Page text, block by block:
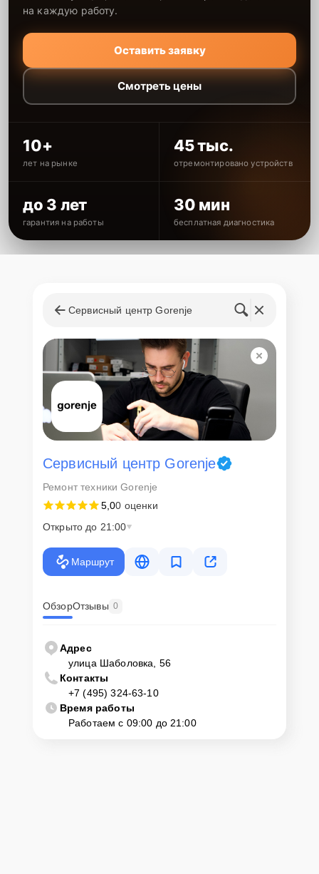
на каждую работу.
Оставить заявку
Смотреть цены
10+
лет на рынке
45 тыс.
отремонтировано устройств
до 3 лет
гарантия на работы
30 мин
бесплатная диагностика
Сервисный центр Gorenje
Сервисный центр Gorenje
Ремонт техники Gorenje
5,00 оценки
Открыто до 21:00
Маршрут
ОбзорОтзывы 0
Адрес
улица Шаболовка, 56
Контакты
+7 (495) 324-63-10
Время работы
Работаем с 09:00 до 21:00